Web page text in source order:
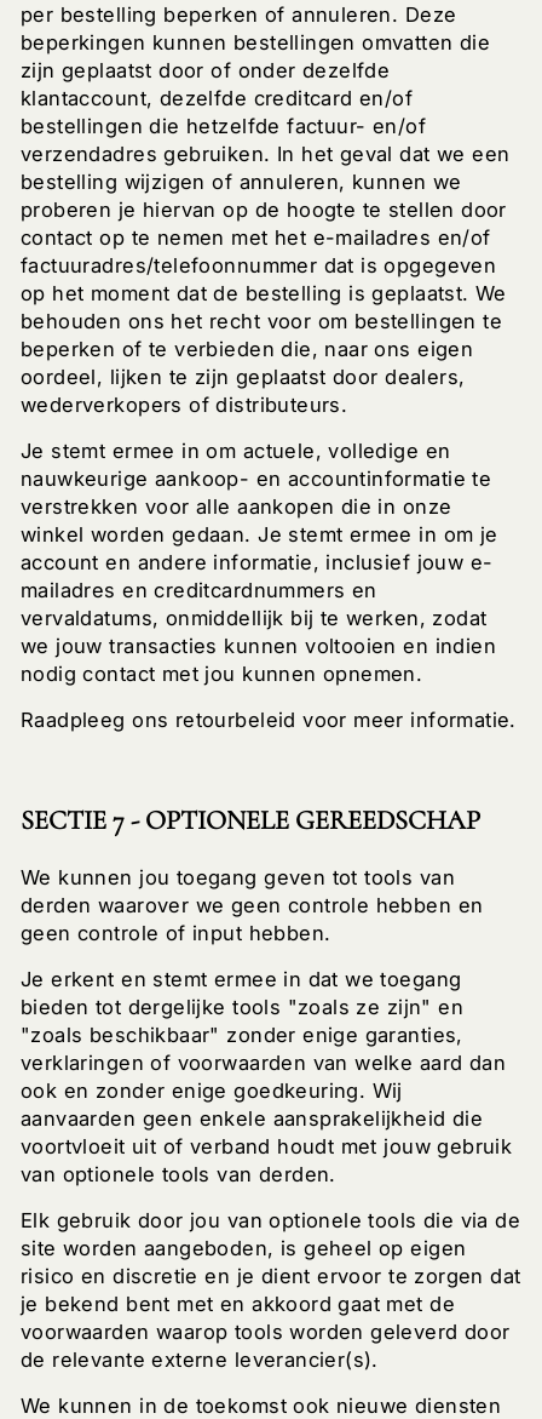
per bestelling beperken of annuleren. Deze
beperkingen kunnen bestellingen omvatten die
zijn geplaatst door of onder dezelfde
klantaccount, dezelfde creditcard en/of
bestellingen die hetzelfde factuur- en/of
verzendadres gebruiken. In het geval dat we een
bestelling wijzigen of annuleren, kunnen we
proberen je hiervan op de hoogte te stellen door
contact op te nemen met het e-mailadres en/of
factuuradres/telefoonnummer dat is opgegeven
op het moment dat de bestelling is geplaatst. We
behouden ons het recht voor om bestellingen te
beperken of te verbieden die, naar ons eigen
oordeel, lijken te zijn geplaatst door dealers,
wederverkopers of distributeurs.
Je stemt ermee in om actuele, volledige en
nauwkeurige aankoop- en accountinformatie te
verstrekken voor alle aankopen die in onze
winkel worden gedaan. Je stemt ermee in om je
account en andere informatie, inclusief jouw e-
mailadres en creditcardnummers en
vervaldatums, onmiddellijk bij te werken, zodat
we jouw transacties kunnen voltooien en indien
nodig contact met jou kunnen opnemen.
Raadpleeg ons retourbeleid voor meer informatie.
SECTIE 7 - OPTIONELE GEREEDSCHAP
We kunnen jou toegang geven tot tools van
derden waarover we geen controle hebben en
geen controle of input hebben.
Je erkent en stemt ermee in dat we toegang
bieden tot dergelijke tools "zoals ze zijn" en
"zoals beschikbaar" zonder enige garanties,
verklaringen of voorwaarden van welke aard dan
ook en zonder enige goedkeuring. Wij
aanvaarden geen enkele aansprakelijkheid die
voortvloeit uit of verband houdt met jouw gebruik
van optionele tools van derden.
Elk gebruik door jou van optionele tools die via de
site worden aangeboden, is geheel op eigen
risico en discretie en je dient ervoor te zorgen dat
je bekend bent met en akkoord gaat met de
voorwaarden waarop tools worden geleverd door
de relevante externe leverancier(s).
We kunnen in de toekomst ook nieuwe diensten